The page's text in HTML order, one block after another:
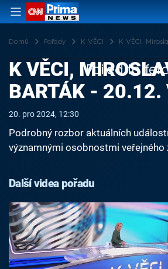
Domů Pořady K VĚCI K VĚCI,
Failed to
K VĚCI,
BARTÁK - 20.12.
20. pro 2024, 12:30
Podrobný rozbor aktuálních
významnými osobnostmi veřejného
Další videa pořadu